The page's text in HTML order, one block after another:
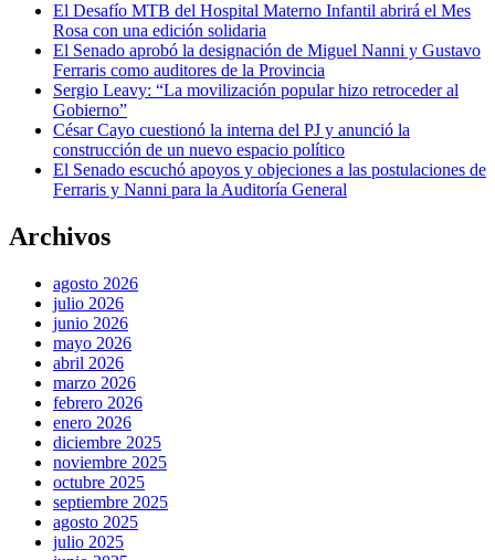
El Desafío MTB del Hospital Materno Infantil abrirá el Mes
Rosa con una edición solidaria
El Senado aprobó la designación de Miguel Nanni y Gustavo
Ferraris como auditores de la Provincia
Sergio Leavy: “La movilización popular hizo retroceder al
Gobierno”
César Cayo cuestionó la interna del PJ y anunció la
construcción de un nuevo espacio político
El Senado escuchó apoyos y objeciones a las postulaciones de
Ferraris y Nanni para la Auditoría General
Archivos
agosto 2026
julio 2026
junio 2026
mayo 2026
abril 2026
marzo 2026
febrero 2026
enero 2026
diciembre 2025
noviembre 2025
octubre 2025
septiembre 2025
agosto 2025
julio 2025